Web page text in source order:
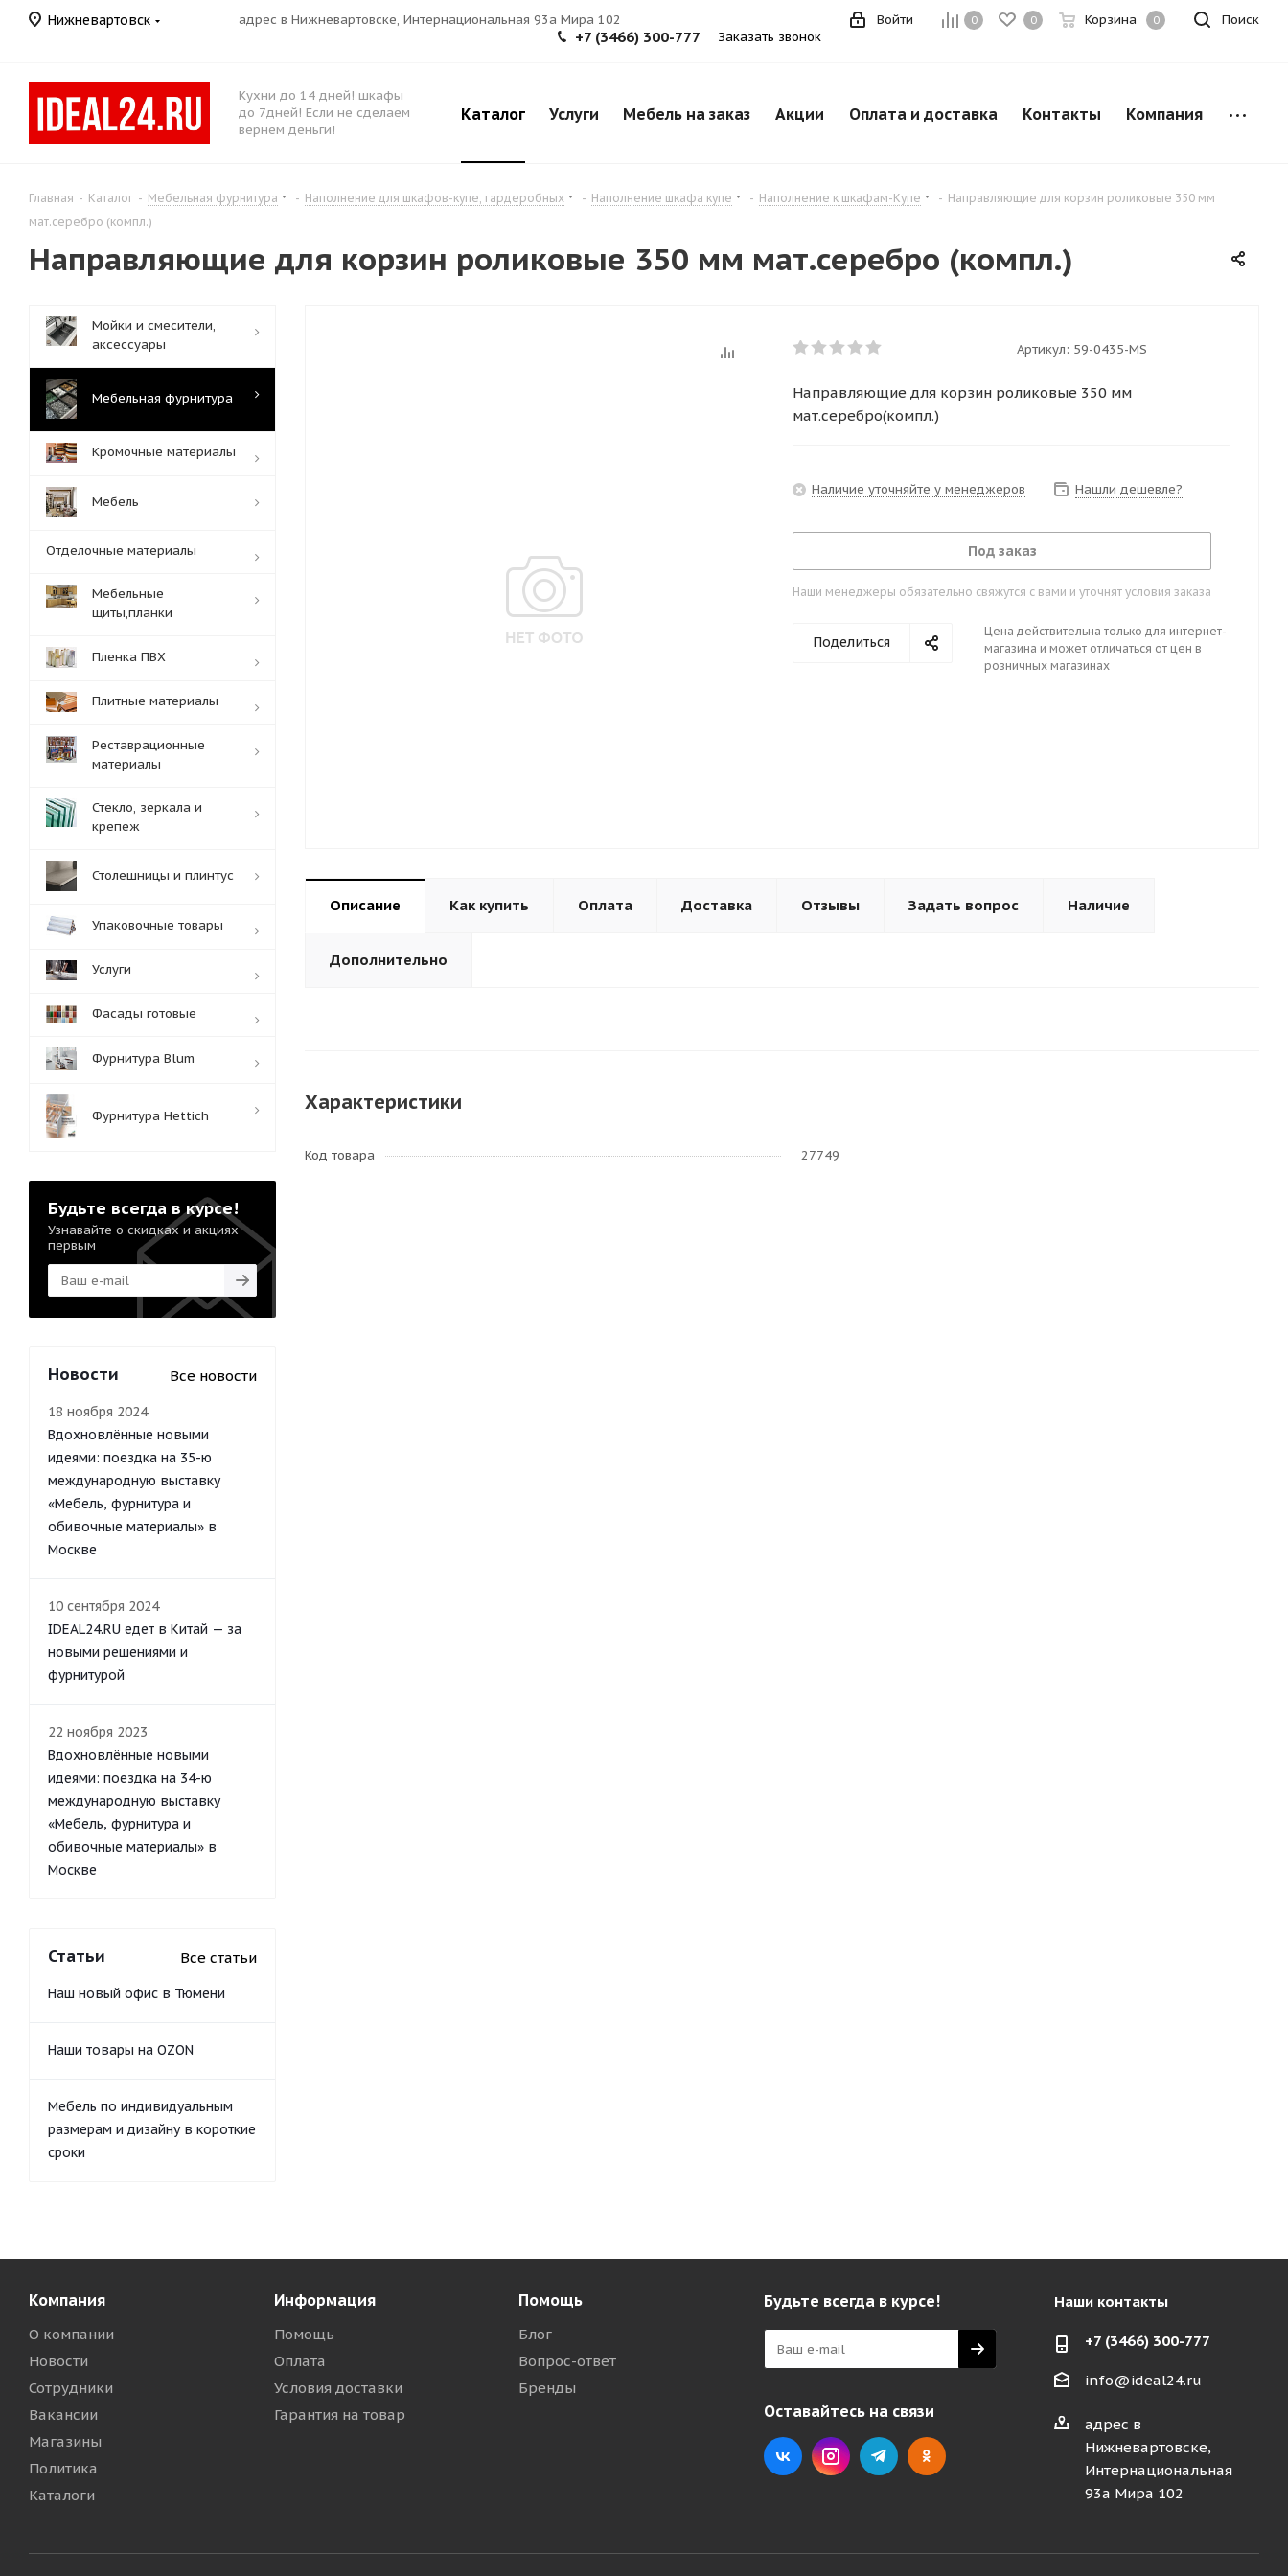
Нижневартовск адрес в Нижневартовске, Интернациональная 93а Мира 102 Поиск
0 0 Корзина 0
Войти
+7 (3466) 300-777 Заказать звонок
Кухни до 14 дней! шкафы
до 7дней! Если не сделаем
вернем деньги!
Каталог Услуги Мебель на заказ Акции Оплата и доставка Контакты Компания
Главная - Каталог - Мебельная фурнитура - Наполнение для шкафов-купе, гардеробных - Наполнение шкафа купе - Наполнение к шкафам-Купе - Направляющие для корзин роликовые 350 мм
мат.серебро (компл.)
Направляющие для корзин роликовые 350 мм мат.серебро (компл.)
Артикул: 59-0435-MS
Направляющие для корзин роликовые 350 мм
мат.серебро(компл.)
Наличие уточняйте у менеджеров Нашли дешевле?
Под заказ
Наши менеджеры обязательно свяжутся с вами и уточнят условия заказа
Поделиться
Цена действительна только для интернет-
магазина и может отличаться от цен в
розничных магазинах
Описание Как купить Оплата Доставка Отзывы Задать вопрос Наличие
Дополнительно
Характеристики
Код товара 27749
Мойки и смесители,
аксессуары
Мебельная фурнитура
Кромочные материалы
Мебель
Отделочные материалы
Мебельные
щиты,планки
Пленка ПВХ
Плитные материалы
Реставрационные
материалы
Стекло, зеркала и
крепеж
Столешницы и плинтус
Упаковочные товары
Услуги
Фасады готовые
Фурнитура Blum
Фурнитура Hettich
Будьте всегда в курсе!
Узнавайте о скидках и акциях
первым
Новости Все новости
18 ноября 2024
Вдохновлённые новыми
идеями: поездка на 35-ю
международную выставку
«Мебель, фурнитура и
обивочные материалы» в
Москве
10 сентября 2024
IDEAL24.RU едет в Китай — за
новыми решениями и
фурнитурой
22 ноября 2023
Вдохновлённые новыми
идеями: поездка на 34-ю
международную выставку
«Мебель, фурнитура и
обивочные материалы» в
Москве
Статьи Все статьи
Наш новый офис в Тюмени
Наши товары на OZON
Мебель по индивидуальным
размерам и дизайну в короткие
сроки
Компания
О компании
Новости
Сотрудники
Вакансии
Магазины
Политика
Каталоги
Информация
Помощь
Оплата
Условия доставки
Гарантия на товар
Помощь
Блог
Вопрос-ответ
Бренды
Будьте всегда в курсе!
Оставайтесь на связи
Наши контакты
+7 (3466) 300-777
info@ideal24.ru
адрес в
Нижневартовске,
Интернациональная
93а Мира 102